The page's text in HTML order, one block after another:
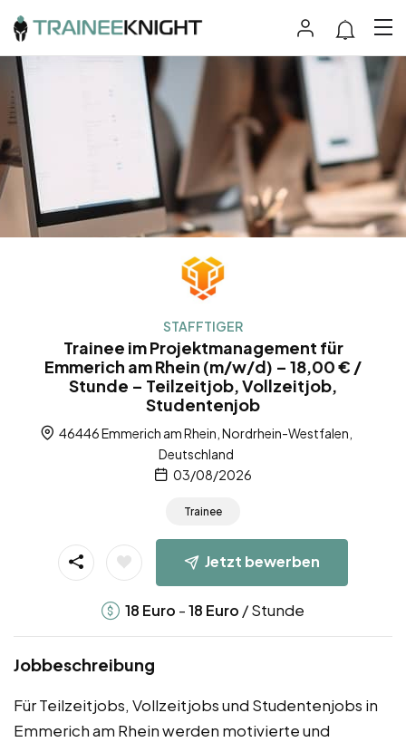
STAFFTIGER
Trainee im Projektmanagement für
Emmerich am Rhein (m/w/d) – 18,00 € /
Stunde – Teilzeitjob, Vollzeitjob,
Studentenjob
46446 Emmerich am Rhein, Nordrhein-Westfalen,
Deutschland
03/08/2026
Trainee
Jetzt bewerben
18 Euro -18 Euro / Stunde
Jobbeschreibung
Für Teilzeitjobs, Vollzeitjobs und Studentenjobs in
Emmerich am Rhein werden motivierte und